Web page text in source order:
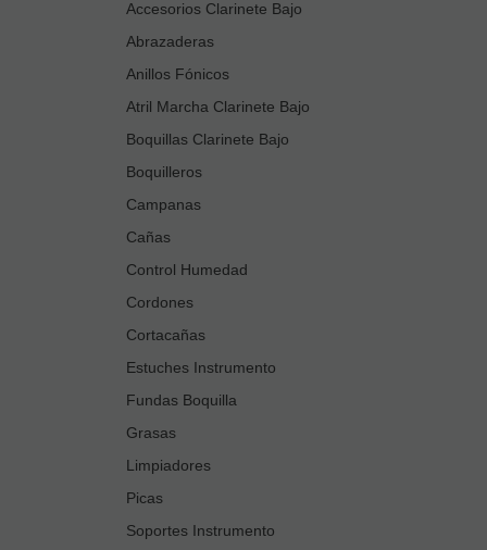
Accesorios Clarinete Bajo
Abrazaderas
Anillos Fónicos
Atril Marcha Clarinete Bajo
Boquillas Clarinete Bajo
Boquilleros
Campanas
Cañas
Control Humedad
Cordones
Cortacañas
Estuches Instrumento
Fundas Boquilla
Grasas
Limpiadores
Picas
Soportes Instrumento